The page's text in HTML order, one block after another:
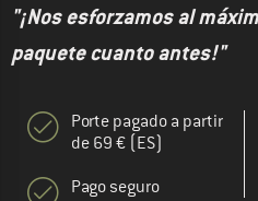
"¡Nos esforzamos al
paquete cuanto antes!"
Porte pagado a partir
de 69 € (ES)
Pago seguro